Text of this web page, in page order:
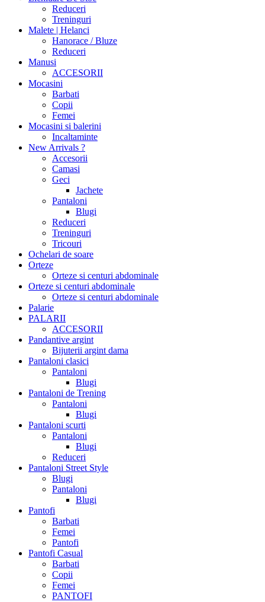
Reduceri
Treninguri
Malete | Helanci
Hanorace / Bluze
Reduceri
Manusi
ACCESORII
Mocasini
Barbati
Copii
Femei
Mocasini si balerini
Incaltaminte
New Arrivals ?
Accesorii
Camasi
Geci
Jachete
Pantaloni
Blugi
Reduceri
Treninguri
Tricouri
Ochelari de soare
Orteze
Orteze si centuri abdominale
Orteze si centuri abdominale
Orteze si centuri abdominale
Palarie
PALARII
ACCESORII
Pandantive argint
Bijuterii argint dama
Pantaloni clasici
Pantaloni
Blugi
Pantaloni de Trening
Pantaloni
Blugi
Pantaloni scurti
Pantaloni
Blugi
Reduceri
Pantaloni Street Style
Blugi
Pantaloni
Blugi
Pantofi
Barbati
Femei
Pantofi
Pantofi Casual
Barbati
Copii
Femei
PANTOFI